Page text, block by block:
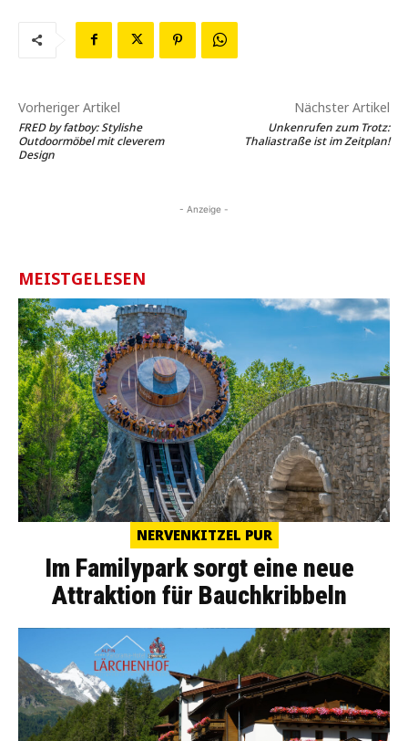
Vorheriger Artikel
FRED by fatboy: Stylishe
Outdoormöbel mit cleverem
Design
Nächster Artikel
Unkenrufen zum Trotz:
Thaliastraße ist im Zeitplan!
- Anzeige -
MEISTGELESEN
NERVENKITZEL PUR
Im Familypark sorgt eine neue
Attraktion für Bauchkribbeln